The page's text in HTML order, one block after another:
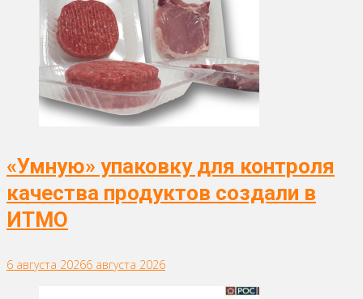
«Умную» упаковку для контроля
качества продуктов создали в
ИТМО
6 августа 20266 августа 2026